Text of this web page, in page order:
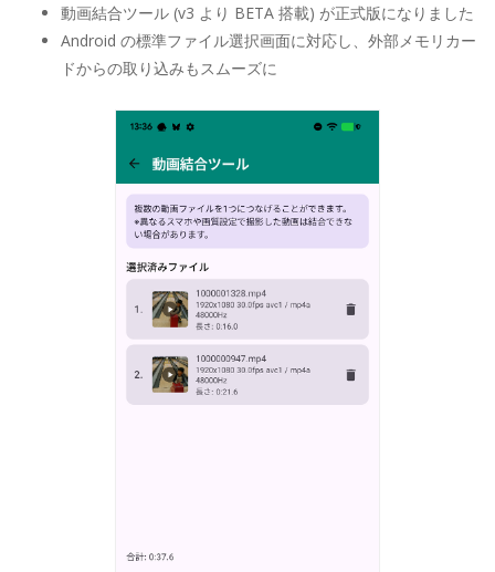
動画結合ツール (v3 より BETA 搭載) が正式版になりました
Android の標準ファイル選択画面に対応し、外部メモリカー
ドからの取り込みもスムーズに